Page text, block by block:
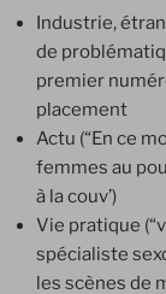
Industrie,
de
premier
placement
Actu (“En ce
femmes au
à la couv’)
Vie pratique
spécialiste
les scènes de